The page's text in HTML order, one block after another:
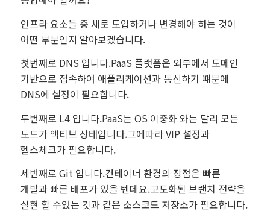
인프라 요소들 중 새로 도입하거나 변경해야 하는 것이
어떤 부분인지 알아보겠습니다.
첫번째로 DNS 입니다.PaaS 플랫폼은 외부에서 도메인
기반으로 접속하여 애플리케이션과 통신하기 떄문에
DNS에 설정이 필요합니다.
두번째로 L4 입니다.PaaS는 OS 이중화 와는 달리 모든
노드가 액티브 상태입니다.그에따라 VIP 설정과
헬스체크가 필요합니다.
세번째로 Git 입니다.컨테이너 환경의 장점은 빠른
개발과 빠른 배포가 있을 텐데요.고도화된 브랜치 전략을
실현 할 수있는 깃과 같은 소스코드 저장소가 필요합니다.